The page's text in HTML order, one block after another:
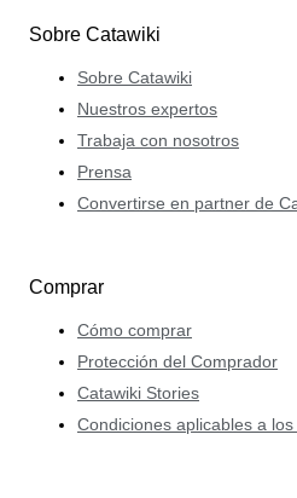
Sobre Catawiki
Sobre Catawiki
Nuestros expertos
Trabaja con nosotros
Prensa
Convertirse en partner de
Comprar
Cómo comprar
Protección del Comprador
Catawiki Stories
Condiciones aplicables a